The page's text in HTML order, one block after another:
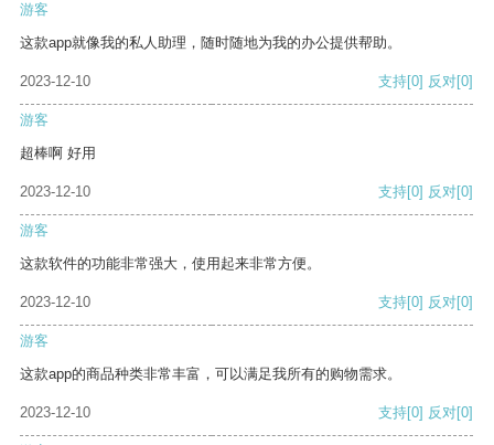
游客
这款app就像我的私人助理，随时随地为我的办公提供帮助。
2023-12-10 支持[0] 反对[0]
游客
超棒啊 好用
2023-12-10 支持[0] 反对[0]
游客
这款软件的功能非常强大，使用起来非常方便。
2023-12-10 支持[0] 反对[0]
游客
这款app的商品种类非常丰富，可以满足我所有的购物需求。
2023-12-10 支持[0] 反对[0]